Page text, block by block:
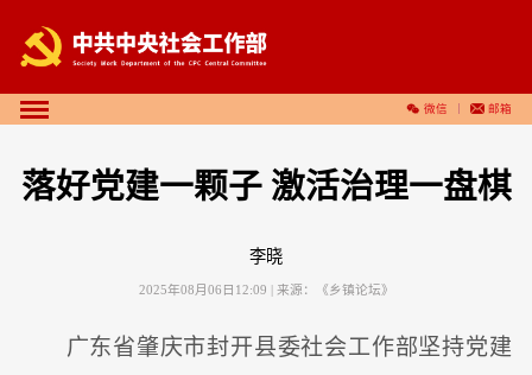
微信 邮箱
落好党建一颗子 激活治理一盘棋
李晓
2025年08月06日12:09 | 来源： 《乡镇论坛》
广东省肇庆市封开县委社会工作部坚持党建